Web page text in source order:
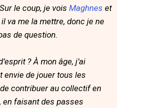
le coup, je vois Maghnes et
va me la mettre, donc je ne
de question.
? À mon âge, j’ai
envie de jouer tous les
contribuer au collectif en
en faisant des passes